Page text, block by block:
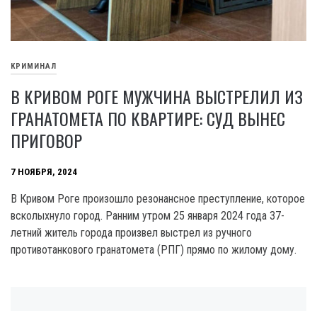
КРИМИНАЛ
В КРИВОМ РОГЕ МУЖЧИНА ВЫСТРЕЛИЛ ИЗ
ГРАНАТОМЕТА ПО КВАРТИРЕ: СУД ВЫНЕС
ПРИГОВОР
7 НОЯБРЯ, 2024
В Кривом Роге произошло резонансное преступление, которое
всколыхнуло город. Ранним утром 25 января 2024 года 37-
летний житель города произвел выстрел из ручного
противотанкового гранатомета (РПГ) прямо по жилому дому.